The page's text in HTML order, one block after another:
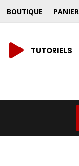
BOUTIQUE PANIER
 TUTORIELS